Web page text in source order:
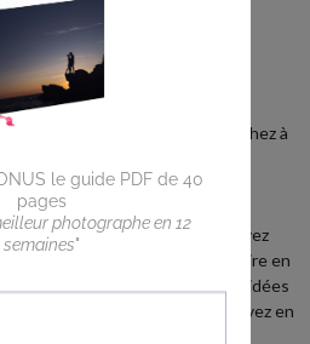
Vous cherchez à
meilleures
Vous n'arrivez
pas a traduire en
photos les idées
que vous avez en